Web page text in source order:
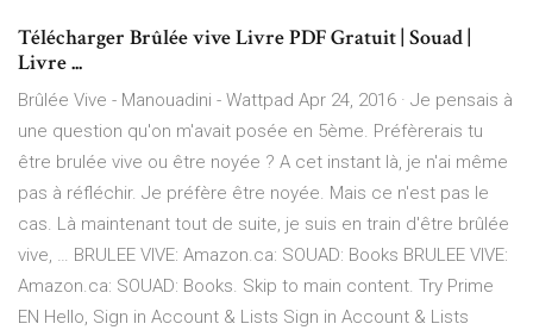
Télécharger Brûlée vive Livre PDF Gratuit | Souad |
Livre ...
Brûlée Vive - Manouadini - Wattpad Apr 24, 2016 · Je pensais à
une question qu'on m'avait posée en 5ème. Préfèrerais tu
être brulée vive ou être noyée ? A cet instant là, je n'ai même
pas à réfléchir. Je préfère être noyée. Mais ce n'est pas le
cas. Là maintenant tout de suite, je suis en train d'être brûlée
vive, … BRULEE VIVE: Amazon.ca: SOUAD: Books BRULEE VIVE:
Amazon.ca: SOUAD: Books. Skip to main content. Try Prime
EN Hello, Sign in Account & Lists Sign in Account & Lists